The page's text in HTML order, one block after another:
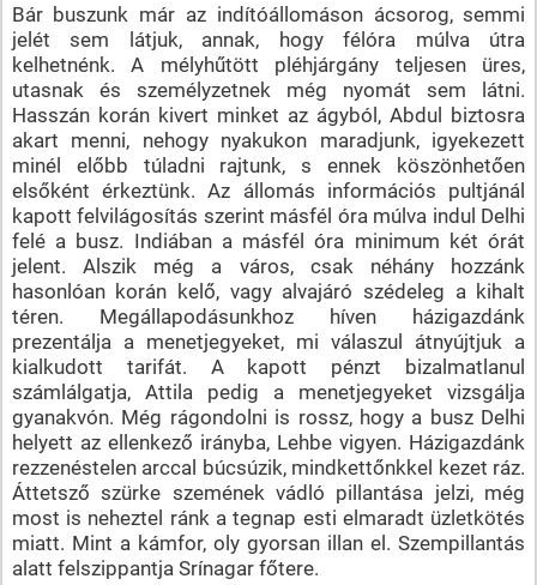
Bár buszunk már az indítóállomáson ácsorog, semmi
jelét sem látjuk, annak, hogy félóra múlva útra
kelhetnénk. A mélyhűtött pléhjárgány teljesen üres,
utasnak és személyzetnek még nyomát sem látni.
Hasszán korán kivert minket az ágyból, Abdul biztosra
akart menni, nehogy nyakukon maradjunk, igyekezett
minél előbb túladni rajtunk, s ennek köszönhetően
elsőként érkeztünk. Az állomás információs pultjánál
kapott felvilágosítás szerint másfél óra múlva indul Delhi
felé a busz. Indiában a másfél óra minimum két órát
jelent. Alszik még a város, csak néhány hozzánk
hasonlóan korán kelő, vagy alvajáró szédeleg a kihalt
téren. Megállapodásunkhoz híven házigazdánk
prezentálja a menetjegyeket, mi válaszul átnyújtjuk a
kialkudott tarifát. A kapott pénzt bizalmatlanul
számlálgatja, Attila pedig a menetjegyeket vizsgálja
gyanakvón. Még rágondolni is rossz, hogy a busz Delhi
helyett az ellenkező irányba, Lehbe vigyen. Házigazdánk
rezzenéstelen arccal búcsúzik, mindkettőnkkel kezet ráz.
Áttetsző szürke szemének vádló pillantása jelzi, még
most is neheztel ránk a tegnap esti elmaradt üzletkötés
miatt. Mint a kámfor, oly gyorsan illan el. Szempillantás
alatt felszippantja Srínagar főtere.